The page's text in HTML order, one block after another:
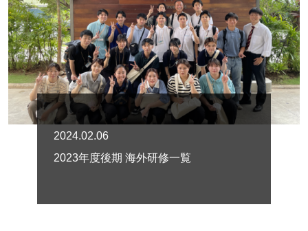
2024.02.06
2023年度後期 海外研修一覧